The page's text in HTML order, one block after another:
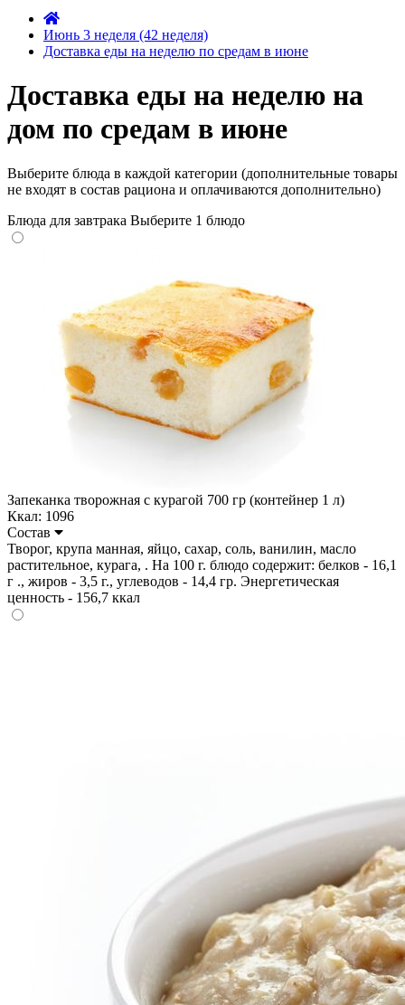
Июнь 3 неделя (42 неделя)
Доставка еды на неделю по средам в июне
Доставка еды на неделю на
дом по средам в июне
Выберите блюда в каждой категории (дополнительные товары
не входят в состав рациона и оплачиваются дополнительно)
Блюда для завтрака Выберите 1 блюдо
Запеканка творожная с курагой 700 гр (контейнер 1 л)
Ккал: 1096
Состав
Творог, крупа манная, яйцо, сахар, соль, ванилин, масло
растительное, курага, . На 100 г. блюдо содержит: белков - 16,1
г ., жиров - 3,5 г., углеводов - 14,4 гр. Энергетическая
ценность - 156,7 ккал